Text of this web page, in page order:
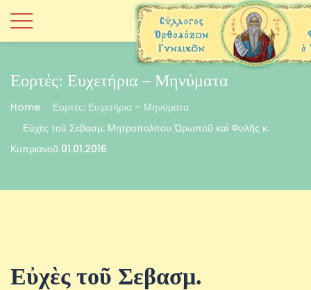
Εορτές: Ευχετήρια – Μηνύματα
Home
Εορτές: Ευχετήρια – Μηνύματα
Εὐχὲς τοῦ Σεβασμ. Μητροπολίτου Ὠρωποῦ καὶ Φυλῆς κ.
Κυπριανοῦ 01.01.2016
Εὐχὲς τοῦ Σεβασμ.